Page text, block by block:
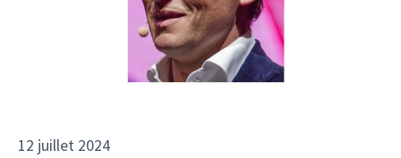
12 juillet 2024